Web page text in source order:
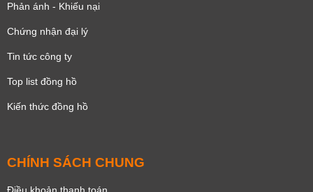
Phản ánh - Khiếu nại
Chứng nhận đại lý
Tin tức công ty
Top list đồng hồ
Kiến thức đồng hồ
CHÍNH SÁCH CHUNG